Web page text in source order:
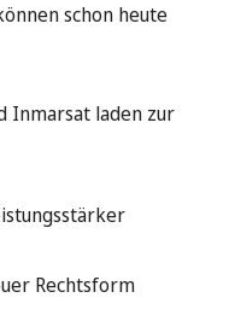
schon heute
Inmarsat laden zur
Rechtsform